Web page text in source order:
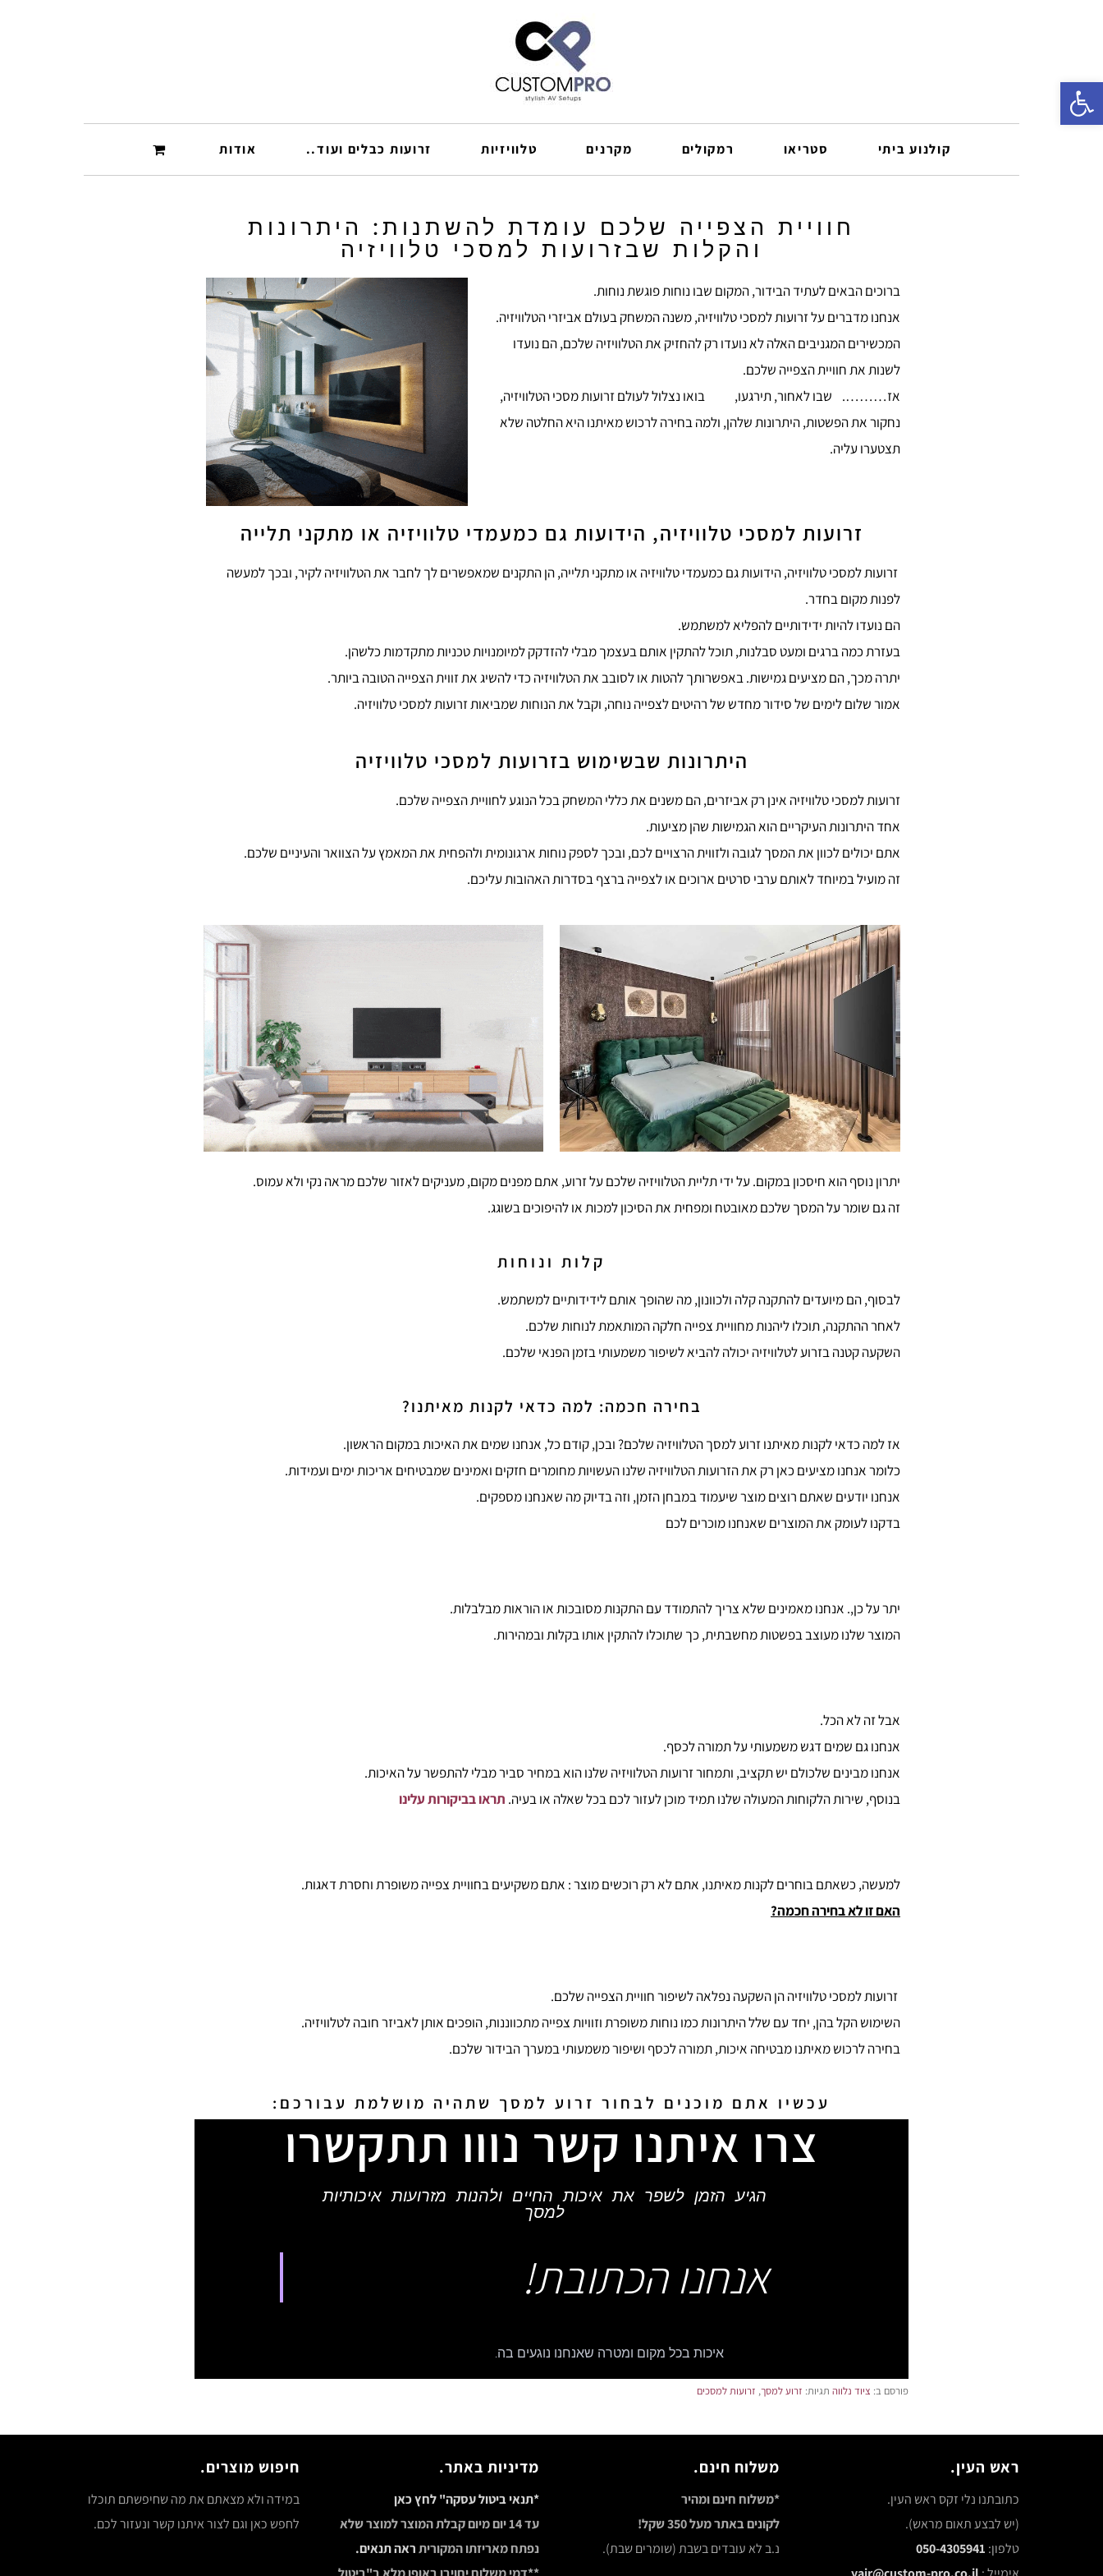
קולנוע ביתי סטריאו רמקולים מקרנים טלוויזיות זרועות כבלים ועוד.. אודות
חוויית הצפייה שלכם עומדת להשתנות: היתרונות
והקלות שבזרועות למסכי טלוויזיה
ברוכים הבאים לעתיד הבידור, המקום שבו נוחות פוגשת נוחות.
אנחנו מדברים על זרועות למסכי טלוויזיה, משנה המשחק בעולם אביזרי הטלוויזיה.
המכשירים המגניבים האלה לא נועדו רק להחזיק את הטלוויזיה שלכם, הם נועדו
לשנות את חוויית הצפייה שלכם.
אז………. שבו לאחור, תירגעו, בואו נצלול לעולם זרועות מסכי הטלוויזיה,
נחקור את הפשטות, היתרונות שלהן, ולמה בחירה לרכוש מאיתנו היא החלטה שלא
תצטערו עליה.
זרועות למסכי טלוויזיה, הידועות גם כמעמדי טלוויזיה או מתקני תלייה
זרועות למסכי טלוויזיה, הידועות גם כמעמדי טלוויזיה או מתקני תלייה, הן התקנים שמאפשרים לך לחבר את הטלוויזיה לקיר, ובכך למעשה
לפנות מקום בחדר.
הם נועדו להיות ידידותיים להפליא למשתמש.
בעזרת כמה ברגים ומעט סבלנות, תוכל להתקין אותם בעצמך מבלי להזדקק למיומנויות טכניות מתקדמות כלשהן.
יתרה מכך, הם מציעים גמישות. באפשרותך להטות או לסובב את הטלוויזיה כדי להשיג את זווית הצפייה הטובה ביותר.
אמור שלום לימים של סידור מחדש של רהיטים לצפייה נוחה, וקבל את הנוחות שמביאות זרועות למסכי טלוויזיה.
היתרונות שבשימוש בזרועות למסכי טלוויזיה
זרועות למסכי טלוויזיה אינן רק אביזרים, הם משנים את כללי המשחק בכל הנוגע לחוויית הצפייה שלכם.
אחד היתרונות העיקריים הוא הגמישות שהן מציעות.
אתם יכולים לכוון את המסך לגובה ולזווית הרצויים לכם, ובכך לספק נוחות ארגונומית ולהפחית את המאמץ על הצוואר והעיניים שלכם.
זה מועיל במיוחד לאותם ערבי סרטים ארוכים או לצפייה ברצף בסדרות האהובות עליכם.
יתרון נוסף הוא חיסכון במקום. על ידי תליית הטלוויזיה שלכם על זרוע, אתם מפנים מקום, מעניקים לאזור שלכם מראה נקי ולא עמוס.
זה גם שומר על המסך שלכם מאובטח ומפחית את הסיכון למכות או להיפוכים בשוגג.
קלות ונוחות
לבסוף, הם מיועדים להתקנה קלה ולכוונון, מה שהופך אותם לידידותיים למשתמש.
לאחר ההתקנה, תוכלו ליהנות מחוויית צפייה חלקה המותאמת לנוחות שלכם.
השקעה קטנה בזרוע לטלוויזיה יכולה להביא לשיפור משמעותי בזמן הפנאי שלכם.
בחירה חכמה: למה כדאי לקנות מאיתנו?
אז למה כדאי לקנות מאיתנו זרוע למסך הטלוויזיה שלכם? ובכן, קודם כל, אנחנו שמים את האיכות במקום הראשון.
כלומר אנחנו מציעים כאן רק את הזרועות הטלוויזיה שלנו העשויות מחומרים חזקים ואמינים שמבטיחים אריכות ימים ועמידות.
אנחנו יודעים שאתם רוצים מוצר שיעמוד במבחן הזמן, וזה בדיוק מה שאנחנו מספקים.
בדקנו לעומק את המוצרים שאנחנו מוכרים לכם
יתר על כן,. אנחנו מאמינים שלא צריך להתמודד עם התקנות מסובכות או הוראות מבלבלות.
המוצר שלנו מעוצב בפשטות מחשבתית, כך שתוכלו להתקין אותו בקלות ובמהירות.
אבל זה לא הכל.
אנחנו גם שמים דגש משמעותי על תמורה לכסף.
אנחנו מבינים שלכולם יש תקציב, ותמחור זרועות הטלוויזיה שלנו הוא במחיר סביר מבלי להתפשר על האיכות.
בנוסף, שירות הלקוחות המעולה שלנו תמיד מוכן לעזור לכם בכל שאלה או בעיה. תראו בביקורות עלינו
למעשה, כשאתם בוחרים לקנות מאיתנו, אתם לא רק רוכשים מוצר : אתם משקיעים בחוויית צפייה משופרת וחסרת דאגות.
האם זו לא בחירה חכמה?
זרועות למסכי טלוויזיה הן השקעה נפלאה לשיפור חוויית הצפייה שלכם.
השימוש הקל בהן, יחד עם שלל היתרונות כמו נוחות משופרת וזוויות צפייה מתכווננות, הופכים אותן לאביזר חובה לטלוויזיה.
בחירה לרכוש מאיתנו מבטיחה איכות, תמורה לכסף ושיפור משמעותי במערך הבידור שלכם.
עכשיו אתם מוכנים לבחור זרוע למסך שתהיה מושלמת עבורכם:
צרו איתנו קשר נווו תתקשרו
הגיע הזמן לשפר את איכות החיים ולהנות מזרועות איכותיות
למסך
אנחנו הכתובת!
איכות בכל מקום ומטרה שאנחנו נוגעים בה.
פורסם ב: ציוד נלווה תגיות: זרוע למסך, זרועות למסכים
ראש העין.
כתובתנו נלי זקס ראש העין.
(יש לבצע תאום מראש).
טלפון: 050-4305941
משלוח חינם.
*משלוח חינם ומהיר
לקונים באתר מעל 350 שקל!
נ.ב לא עובדים בשבת (שומרים שבת).
מדיניות באתר.
*תנאי ביטול עסקה" לחץ כאן
עד 14 יום מיום קבלת המוצר למוצר שלא
נפתח מאריזתו המקוריתראה תנאים.
חיפוש מוצרים.
במידה ולא מצאתם את מה שחיפשתם תוכלו
לחפש כאן וגם לצור איתנו קשר ונעזור לכם.
פתח סרגל נגישות